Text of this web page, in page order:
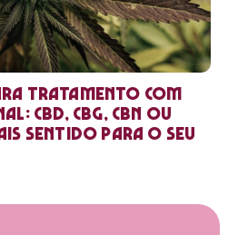
tratamento com
CBD, CBG, CBN ou
sentido para o seu